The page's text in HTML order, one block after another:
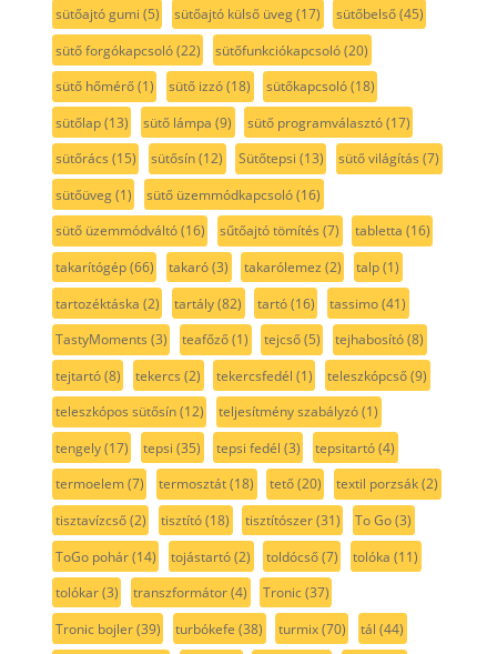
sütőajtó gumi (5) sütőajtó külső üveg(17) sütőbelső(45)
sütő forgókapcsoló(22) sütőfunkciókapcsoló(20)
sütő hőmérő(1) sütő izzó(18) sütőkapcsoló(18)
sütőlap(13) sütő lámpa (9) sütő programválasztó(17)
sütőrács (15) sütősín(12) Sütőtepsi (13) sütő világítás (7)
sütőüveg(1) sütő üzemmódkapcsoló(16)
sütő üzemmódváltó(16) sűtőajtó tömítés (7) tabletta (16)
takarítógép(66) takaró(3) takarólemez (2) talp(1)
tartozéktáska (2) tartály(82) tartó(16) tassimo(41)
TastyMoments (3) teafőző(1) tejcső(5) tejhabosító(8)
tejtartó(8) tekercs (2) tekercsfedél (1) teleszkópcső(9)
teleszkópos sütősín(12) teljesítmény szabályzó(1)
tengely(17) tepsi (35) tepsi fedél (3) tepsitartó(4)
termoelem(7) termosztát(18) tető(20) textil porzsák(2)
tisztavízcső(2) tisztító(18) tisztítószer(31) To Go(3)
ToGo pohár(14) tojástartó(2) toldócső(7) tolóka (11)
tolókar(3) transzformátor(4) Tronic(37)
Tronic bojler(39) turbókefe (38) turmix(70) tál (44)